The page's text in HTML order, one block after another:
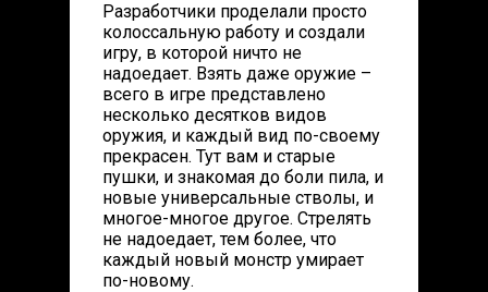
Разработчики проделали просто
колоссальную работу и создали
игру, в которой ничто не
надоедает. Взять даже оружие –
всего в игре представлено
несколько десятков видов
оружия, и каждый вид по-своему
прекрасен. Тут вам и старые
пушки, и знакомая до боли пила, и
новые универсальные стволы, и
многое-многое другое. Стрелять
не надоедает, тем более, что
каждый новый монстр умирает
по-новому.